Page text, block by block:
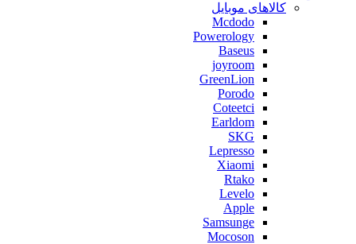
کالاهای موبایل
Mcdodo
Powerology
Baseus
joyroom
GreenLion
Porodo
Coteetci
Earldom
SKG
Lepresso
Xiaomi
Rtako
Levelo
Apple
Samsunge
Mocoson